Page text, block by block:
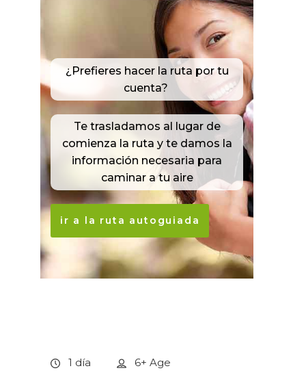
¿Prefieres hacer la ruta por tu
cuenta?
Te trasladamos al lugar de
comienza la ruta y te damos la
información necesaria para
caminar a tu aire
ir a la ruta autoguiada
1 día 6+ Age